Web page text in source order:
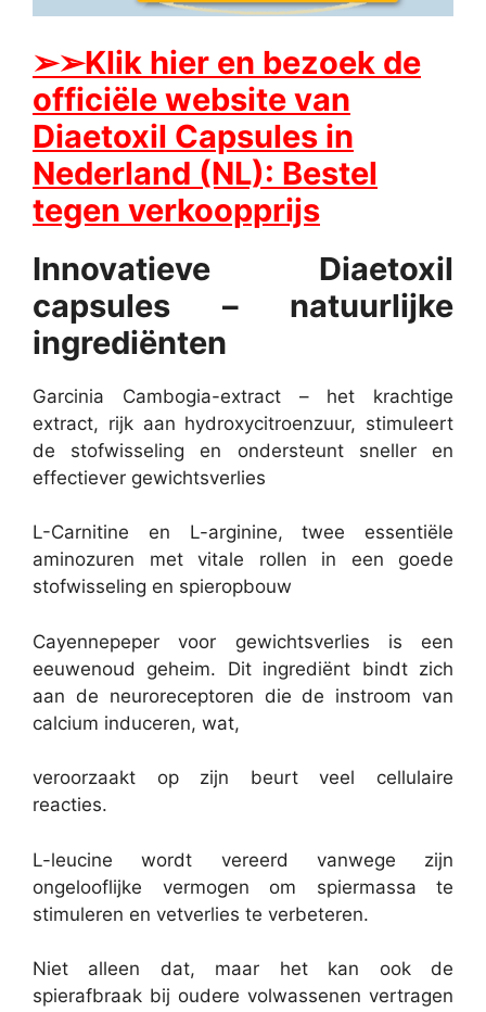
➢➢Klik hier en bezoek de
officiële website van
Diaetoxil Capsules in
Nederland (NL): Bestel
tegen verkoopprijs
Innovatieve Diaetoxil
capsules – natuurlijke
ingrediënten
Garcinia Cambogia-extract – het krachtige
extract, rijk aan hydroxycitroenzuur, stimuleert
de stofwisseling en ondersteunt sneller en
effectiever gewichtsverlies
L-Carnitine en L-arginine, twee essentiële
aminozuren met vitale rollen in een goede
stofwisseling en spieropbouw
Cayennepeper voor gewichtsverlies is een
eeuwenoud geheim. Dit ingrediënt bindt zich
aan de neuroreceptoren die de instroom van
calcium induceren, wat,
veroorzaakt op zijn beurt veel cellulaire
reacties.
L-leucine wordt vereerd vanwege zijn
ongelooflijke vermogen om spiermassa te
stimuleren en vetverlies te verbeteren.
Niet alleen dat, maar het kan ook de
spierafbraak bij oudere volwassenen vertragen